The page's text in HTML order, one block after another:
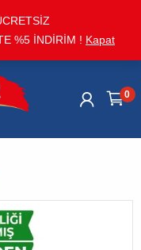
%5 İNDİRİM ! Kapat
0